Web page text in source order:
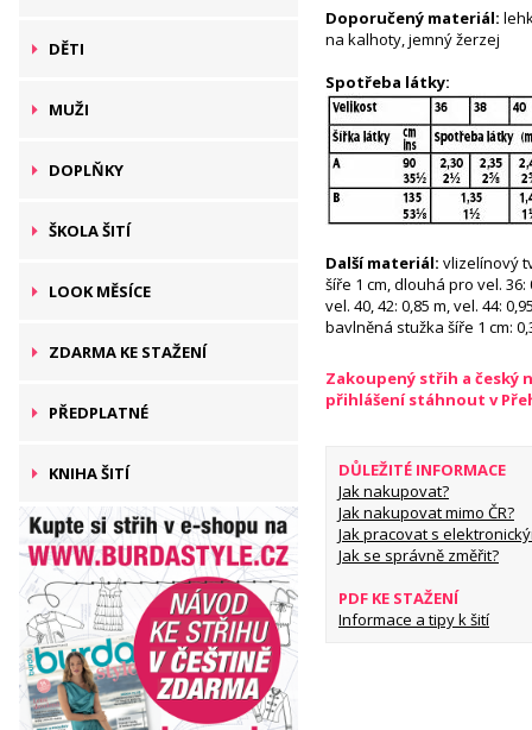
DĚTI
MUŽI
DOPLŇKY
ŠKOLA ŠITÍ
LOOK MĚSÍCE
ZDARMA KE STAŽENÍ
PŘEDPLATNÉ
KNIHA ŠITÍ
Doporučený materiál:
na kalhoty, jemný žerzej
Spotřeba látky:
Další materiál: vlizelínový
šíře 1 cm, dlouhá pro vel. 36:
vel. 40, 42: 0,85 m, vel. 44:
bavlněná stužka šíře 1 cm:
Zakoupený střih a český
přihlášení stáhnout v
DŮLEŽITÉ INFORMACE
Jak nakupovat?
Jak nakupovat mimo ČR?
Jak pracovat s
Jak se správně změřit?
PDF KE STAŽENÍ
Informace a tipy k šití